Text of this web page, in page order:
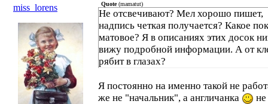
miss_lorens
Quote(mamatut)
Не отсвечивают? Мел хорошо пишет,
надпись четкая получается? Какое
матовое? Я в описаниях этих досок
вижу подробной информации. А от
рябит в глазах?
Я постоянно на именно такой не
же не "начальник", а англичанка